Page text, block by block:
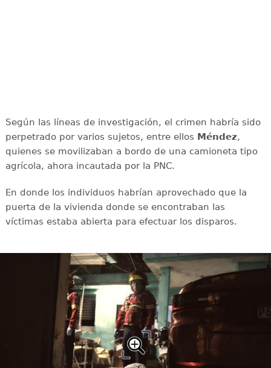
Según las líneas de investigación, el crimen habría sido
perpetrado por varios sujetos, entre ellos Méndez,
quienes se movilizaban a bordo de una camioneta tipo
agrícola, ahora incautada por la PNC.
En donde los individuos habrían aprovechado que la
puerta de la vivienda donde se encontraban las
víctimas estaba abierta para efectuar los disparos.